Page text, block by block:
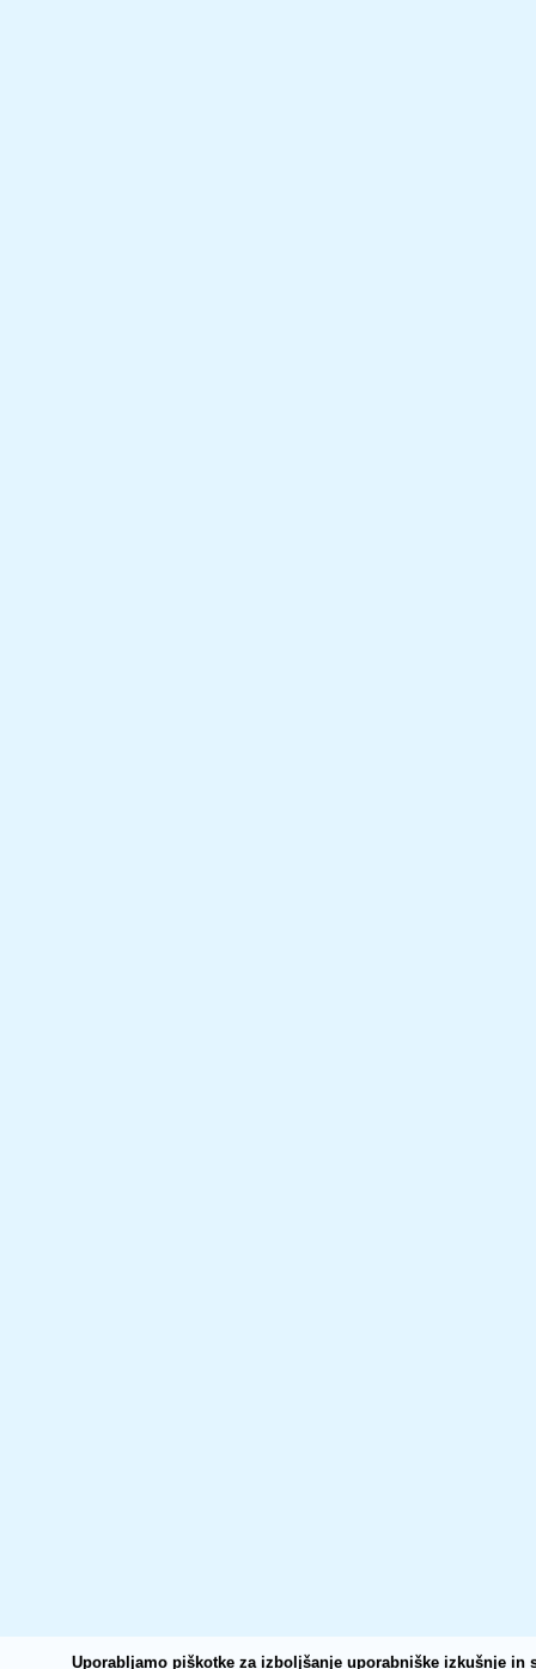
Uporabljamo piškotke za izboljšanje uporabniške izkušnje in